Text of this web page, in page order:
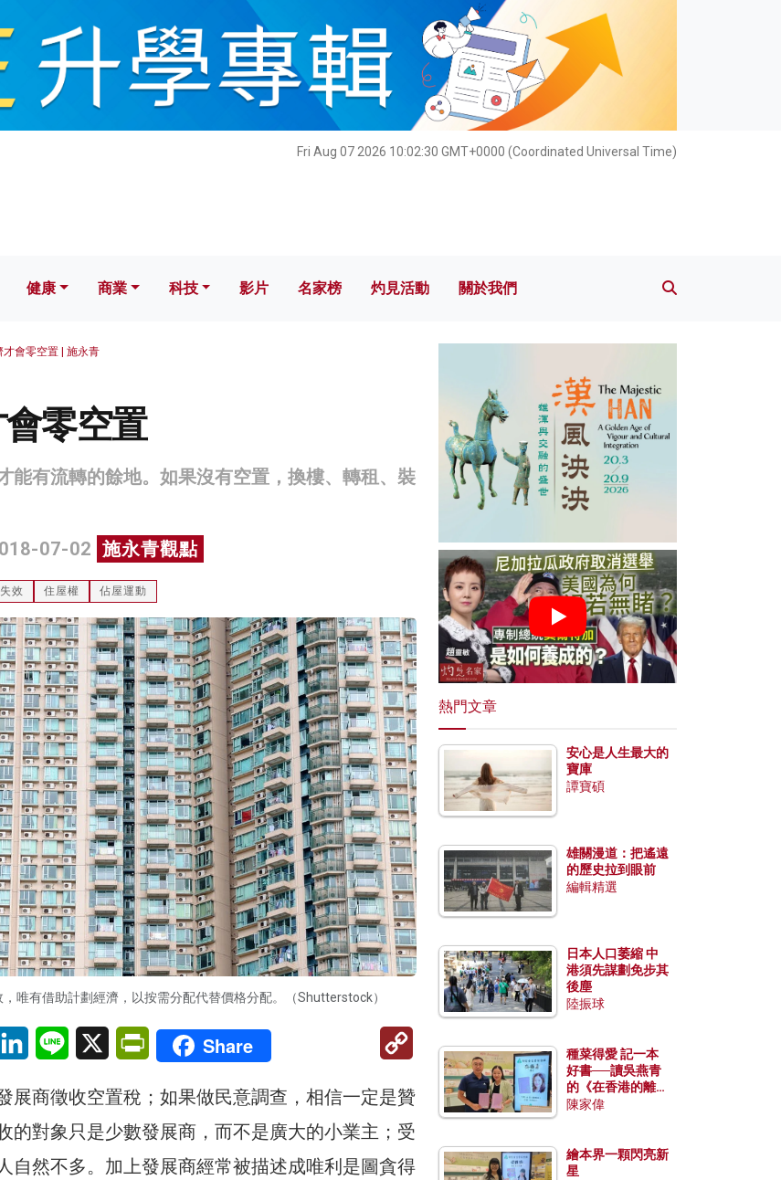
Fri Aug 07 2026 10:02:32 GMT+0000 (Coordinated Universal Time)
健康 科技 影片 名家榜 灼見活動 關於我們
健康 商業 科技 影片 名家榜 灼見活動 關於我們
才會零空置 | 施永青
零空置
能有流轉的餘地。如果沒有空置，換樓、轉租、裝
07-02 施永青觀點
效 住屋權 佔屋運動
唯有借助計劃經濟，以按需分配代替價格分配。（Shutterstock）
LinkedInLine X PrintFriendly
Share
Link
展商徵收空置稅；如果做民意調查，相信一定是贊
的對象只是少數發展商，而不是廣大的小業主；受
自然不多。加上發展商經常被描述成唯利是圖貪得
熱門文章
安心是人生最大的
寶庫
譚寶碩
雄關漫道：把遙遠
的歷史拉到眼前
編輯精選
日本人口萎縮 中
港須先謀劃免步其
後塵
陸振球
種菜得愛 記一本
好書──讀吳燕青
的《在香港的離島
種菜》
陳家偉
繪本界一顆閃亮新
星